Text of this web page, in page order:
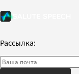
Рассылка: